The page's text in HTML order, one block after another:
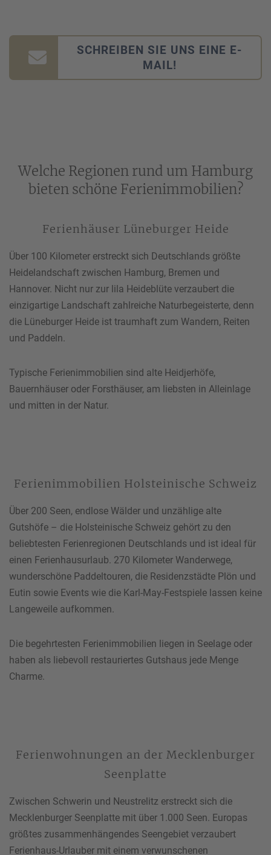
SCHREIBEN SIE UNS EINE E-
MAIL!
Welche Regionen rund um Hamburg
bieten schöne Ferienimmobilien?
Ferienhäuser Lüneburger Heide
Über 100 Kilometer erstreckt sich Deutschlands größte
Heidelandschaft zwischen Hamburg, Bremen und
Hannover. Nicht nur zur lila Heideblüte verzaubert die
einzigartige Landschaft zahlreiche Naturbegeisterte, denn
die Lüneburger Heide ist traumhaft zum Wandern, Reiten
und Paddeln.
Typische Ferienimmobilien sind alte Heidjerhöfe,
Bauernhäuser oder Forsthäuser, am liebsten in Alleinlage
und mitten in der Natur.
Ferienimmobilien Holsteinische Schweiz
Über 200 Seen, endlose Wälder und unzählige alte
Gutshöfe – die Holsteinische Schweiz gehört zu den
beliebtesten Ferienregionen Deutschlands und ist ideal für
einen Ferienhausurlaub. 270 Kilometer Wanderwege,
wunderschöne Paddeltouren, die Residenzstädte Plön und
Eutin sowie Events wie die Karl-May-Festspiele lassen keine
Langeweile aufkommen.
Die begehrtesten Ferienimmobilien liegen in Seelage oder
haben als liebevoll restauriertes Gutshaus jede Menge
Charme.
Ferienwohnungen an der Mecklenburger
Seenplatte
Zwischen Schwerin und Neustrelitz erstreckt sich die
Mecklenburger Seenplatte mit über 1.000 Seen. Europas
größtes zusammenhängendes Seengebiet verzaubert
Ferienhaus-Urlauber mit einem verwunschenen